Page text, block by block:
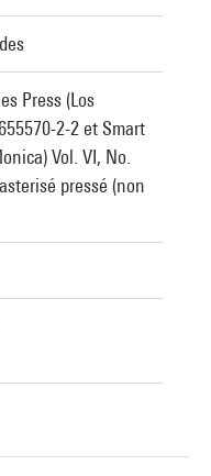
Press (Los
2-2 et Smart
Vol. VI, No.
pressé (non